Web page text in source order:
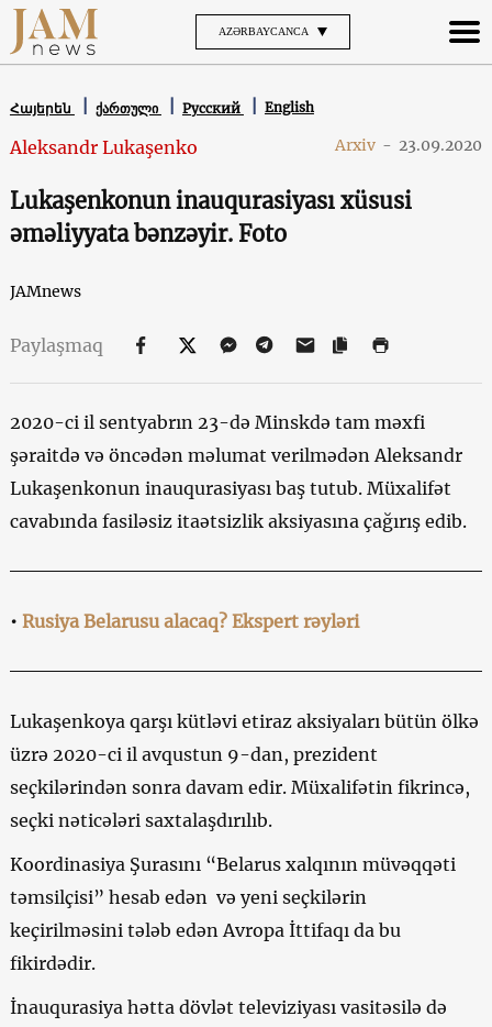
AZƏRBAYCANCA
Հայերեն ქართული Русский English
Aleksandr Lukaşenko Arxiv - 23.09.2020
Lukaşenkonun inauqurasiyası xüsusi
əməliyyata bənzəyir. Foto
JAMnews
Paylaşmaq
2020-ci il sentyabrın 23-də Minskdə tam məxfi
şəraitdə və öncədən məlumat verilmədən Aleksandr
Lukaşenkonun inauqurasiyası baş tutub. Müxalifət
cavabında fasiləsiz itaətsizlik aksiyasına çağırış edib.
• Rusiya Belarusu alacaq? Ekspert rəyləri
Lukaşenkoya qarşı kütləvi etiraz aksiyaları bütün ölkə
üzrə 2020-ci il avqustun 9-dan, prezident
seçkilərindən sonra davam edir. Müxalifətin fikrincə,
seçki nəticələri saxtalaşdırılıb.
Koordinasiya Şurasını “Belarus xalqının müvəqqəti
təmsilçisi” hesab edən və yeni seçkilərin
keçirilməsini tələb edən Avropa İttifaqı da bu
fikirdədir.
İnauqurasiya hətta dövlət televiziyası vasitəsilə də